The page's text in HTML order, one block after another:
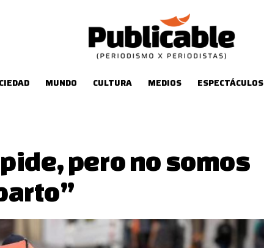
MUNDO CULTURA MEDIOS ESPECTÁCULOS
pero no somos